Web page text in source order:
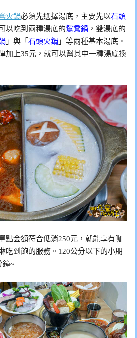
火鍋必須先選擇湯底，主要先以石頭
以吃到兩種湯底的鴛鴦鍋 ，雙湯底的
」與「 石頭火鍋 」等兩種基本湯底。
加上35元，就可以幫其中一種湯底換
點金額符合低消250元，就能享有咖
吃到飽的服務。120公分以下的小朋
鐘~